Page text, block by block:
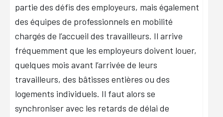
partie des défis des employeurs, mais également
des équipes de professionnels en mobilité
chargés de l’accueil des travailleurs. Il arrive
fréquemment que les employeurs doivent louer,
quelques mois avant l’arrivée de leurs
travailleurs, des bâtisses entières ou des
logements individuels. Il faut alors se
synchroniser avec les retards de délai de